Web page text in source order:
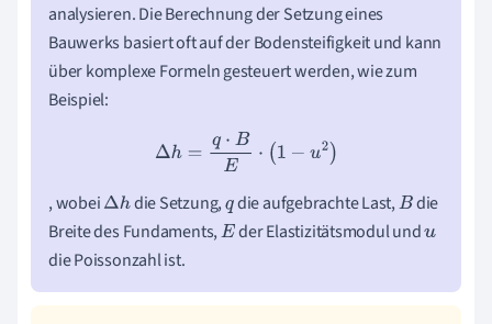
analysieren. Die Berechnung der Setzung eines
Bauwerks basiert oft auf der Bodensteifigkeit und kann
über komplexe Formeln gesteuert werden, wie zum
Beispiel:
Δh =q⋅BE⋅ (1 −u 2)
, wobeiΔh die Setzung,qdie aufgebrachte Last,B die
Breite des Fundaments,E der Elastizitätsmodul undu
die Poissonzahl ist.